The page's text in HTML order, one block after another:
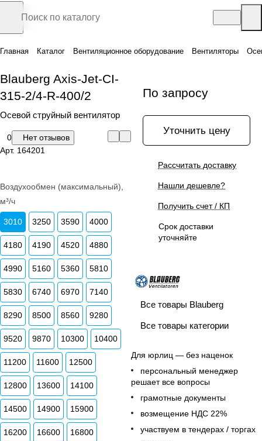
Главная Каталог Вентиляционное оборудование Вентиляторы
Blauberg Axis-Jet-CI-
315-2/4-R-400/2
Осевой струйный вентилятор
0
Нет отзывов
Арт. 164201
Воздухообмен (максимальный),
м³/ч
3010 3250 3590 4000
4180 4190 4520 4880
4990 5160 5360 5810
5830 6740 6970 7140
8290 8500 8560 9280
9520 9870 10300 10400
11200 11600 12500
12800 13600 14100
14500 14900 15900
16200 16600 16800
По запросу
Уточнить цену
Рассчитать доставку
Нашли дешевле?
Получить счет / КП
Срок доставки
уточняйте
Все товары Blauberg
Все товары категории
Для юрлиц — без наценок
персональный менеджер
решает все вопросы
грамотные документы
возмещение НДС 22%
участвуем в тендерах / торгах